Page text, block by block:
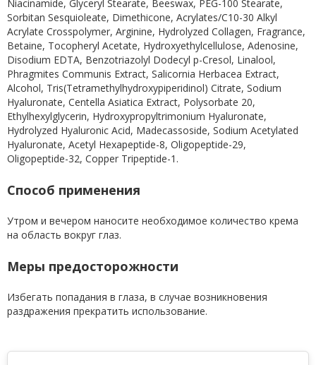
Niacinamide, Glyceryl Stearate, Beeswax, PEG-100 Stearate,
Sorbitan Sesquioleate, Dimethicone, Acrylates/C10-30 Alkyl
Acrylate Crosspolymer, Arginine, Hydrolyzed Collagen, Fragrance,
Betaine, Tocopheryl Acetate, Hydroxyethylcellulose, Adenosine,
Disodium EDTA, Benzotriazolyl Dodecyl p-Cresol, Linalool,
Phragmites Communis Extract, Salicornia Herbacea Extract,
Alcohol, Tris(Tetramethylhydroxypiperidinol) Citrate, Sodium
Hyaluronate, Centella Asiatica Extract, Polysorbate 20,
Ethylhexylglycerin, Hydroxypropyltrimonium Hyaluronate,
Hydrolyzed Hyaluronic Acid, Madecassoside, Sodium Acetylated
Hyaluronate, Acetyl Hexapeptide-8, Oligopeptide-29,
Oligopeptide-32, Copper Tripeptide-1.
Способ применения
Утром и вечером наносите необходимое количество крема
на область вокруг глаз.
Меры предосторожности
Избегать попадания в глаза, в случае возникновения
раздражения прекратить использование.